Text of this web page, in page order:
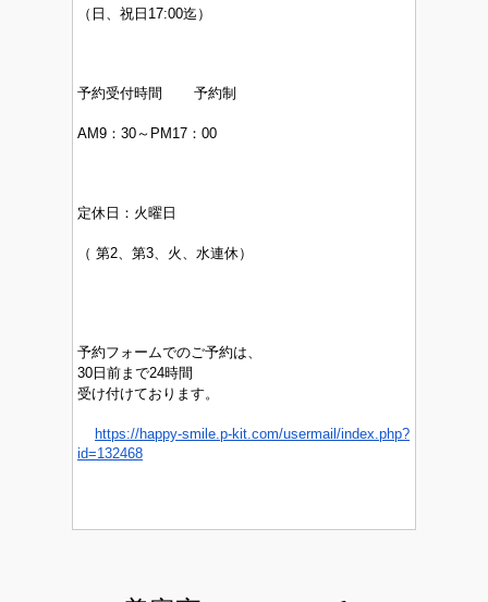
（日、祝日17:00迄）
予約受付時間 予約制
AM9：30～PM17：00
定休日： 火曜日
（ 第2、第3、火、水連休）
予約フォームでのご予約は、
30日前まで24時間
受け付けております。
https://happy-smile.p-kit.com/usermail/index.php?
id=132468